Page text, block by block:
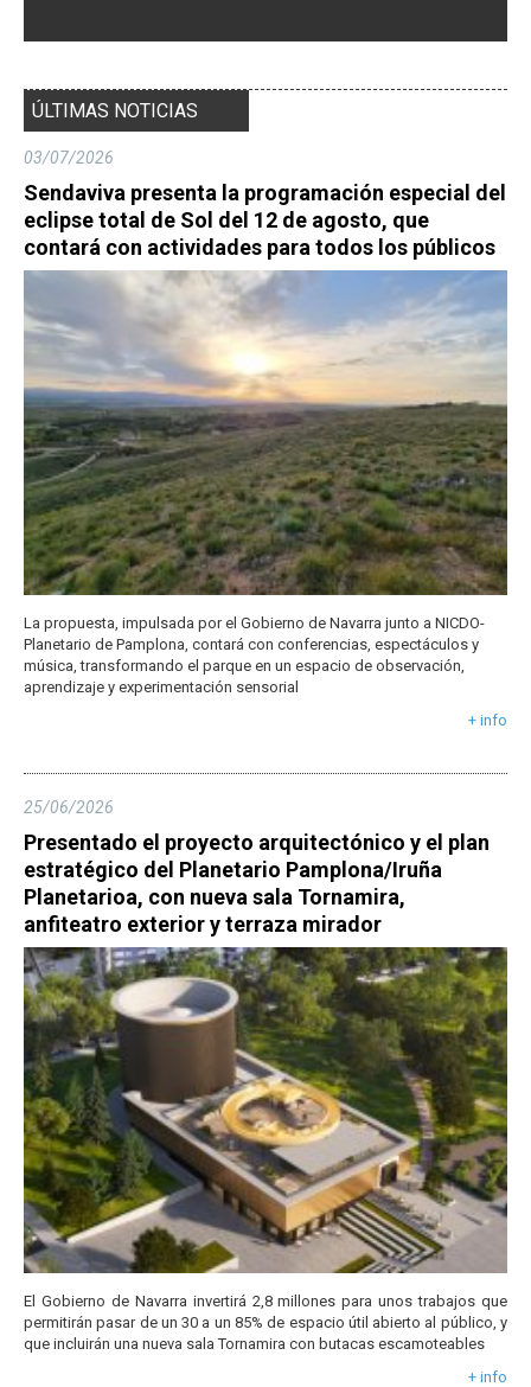
ÚLTIMAS NOTICIAS
03/07/2026
Sendaviva presenta la programación especial del
eclipse total de Sol del 12 de agosto, que
contará con actividades para todos los públicos
La propuesta, impulsada por el Gobierno de Navarra junto a NICDO-
Planetario de Pamplona, contará con conferencias, espectáculos y
música, transformando el parque en un espacio de observación,
aprendizaje y experimentación sensorial
+ info
25/06/2026
Presentado el proyecto arquitectónico y el plan
estratégico del Planetario Pamplona/Iruña
Planetarioa, con nueva sala Tornamira,
anfiteatro exterior y terraza mirador
El Gobierno de Navarra invertirá 2,8 millones para unos trabajos que
permitirán pasar de un 30 a un 85% de espacio útil abierto al público, y
que incluirán una nueva sala Tornamira con butacas escamoteables
+ info